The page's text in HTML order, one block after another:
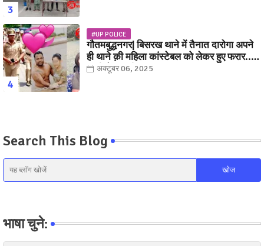
#UP POLICE
गौतमबुद्धनगर| बिसरख थाने में तैनात दारोगा अपने
ही थाने क़ी महिला कांस्टेबल को लेकर हुए फरार...
पत्नी नें कर दी रार!
अक्टूबर 06, 2025
Search This Blog
भाषा चुने: